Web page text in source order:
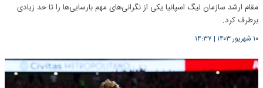
مقام ارشد سازمان لیگ اسپانیا یکی از نگرانی‌های مهم بارسایی‌ها را تا حد زیادی
برطرف کرد.
۱۰ شهریور ۱۴۰۳ | ۱۴:۳۷